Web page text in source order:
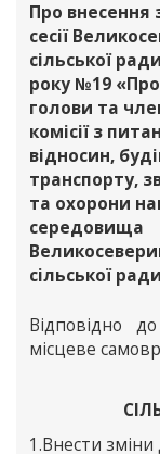
Про внесення
сесії
сільської
року №19
голови та
комісії з
відносин,
транспорту,
та охорони
середовища
сільської
Відповідно
місцеве
1.Внести зміни